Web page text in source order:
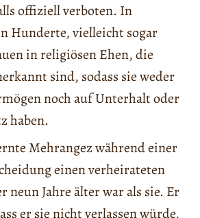
offiziell verboten. In
Hunderte, vielleicht sogar
in religiösen Ehen, die
sind, sodass sie weder
noch auf Unterhalt oder
haben.
Mehrangez während einer
einen verheirateten
neun Jahre älter war als sie. Er
er sie nicht verlassen würde,